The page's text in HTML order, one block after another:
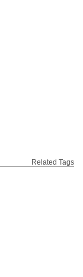
Related Tags